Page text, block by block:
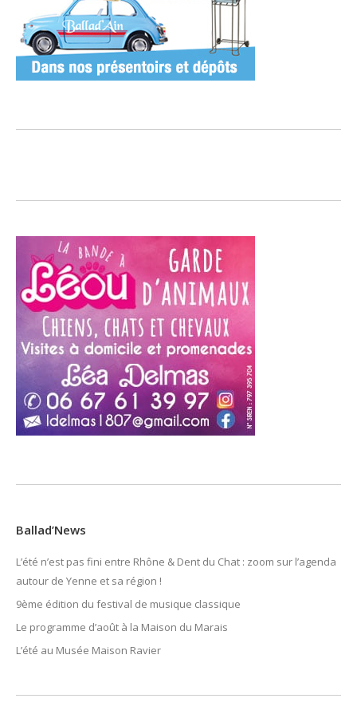
Ballad’News
L’été n’est pas fini entre Rhône & Dent du Chat : zoom sur l’agenda
autour de Yenne et sa région !
9ème édition du festival de musique classique
Le programme d’août à la Maison du Marais
L’été au Musée Maison Ravier